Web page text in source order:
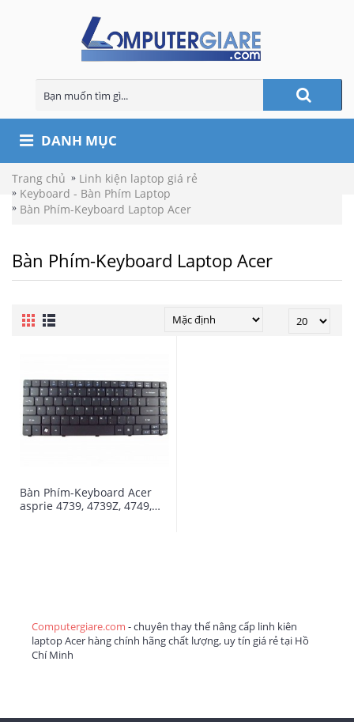
DANH MỤC
Trang chủ
Linh kiện laptop giá rẻ
Keyboard - Bàn Phím Laptop
Bàn Phím-Keyboard Laptop Acer
Bàn Phím-Keyboard Laptop Acer
Bàn Phím-Keyboard Acer
asprie 4739, 4739Z, 4749,
Computergiare.com - chuyên thay thế nâng cấp linh kiên
laptop Acer hàng chính hãng chất lượng, uy tín giá rẻ tại Hồ
Chí Minh